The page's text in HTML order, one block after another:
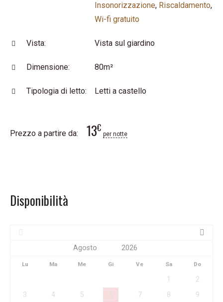
Insonorizzazione, Riscaldamento,
Wi-fi gratuito
Vista: Vista sul giardino
Dimensione: 80m²
Tipologia di letto: Letti a castello
Prezzo a partire da: 13€
per notte
Disponibilità
Lu Ma Me Gi Ve Sa Do
1
2
3
4 5 6 7 8
9